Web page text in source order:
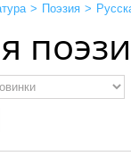
> Поэзия >